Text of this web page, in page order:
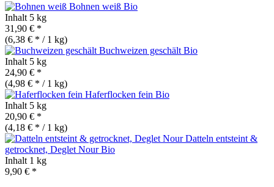
Bohnen weiß Bio
Inhalt 5 kg
31,90 € *
(6,38 € * / 1 kg)
Buchweizen geschält Bio
Inhalt 5 kg
24,90 € *
(4,98 € * / 1 kg)
Haferflocken fein Bio
Inhalt 5 kg
20,90 € *
(4,18 € * / 1 kg)
Datteln entsteint &
getrocknet, Deglet NourBio
Inhalt 1 kg
9,90 € *